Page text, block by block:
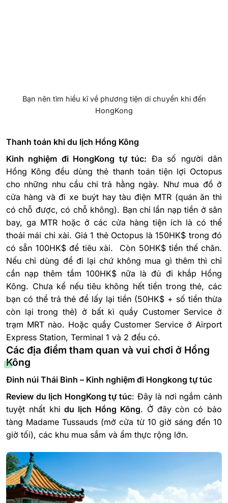
Bạn nên tìm hiểu kĩ về phương tiện di chuyển khi đến
HongKong
Thanh toán khi du lịch Hồng Kông
Kinh nghiệm đi HongKong tự túc: Đa số người dân
Hồng Kông đều dùng thẻ thanh toán tiện lợi Octopus
cho những nhu cầu chi trả hằng ngày. Như mua đồ ở
cửa hàng và đi xe buýt hay tàu điện MTR (quán ăn thì
có chỗ được, có chỗ không). Bạn chỉ lần nạp tiền ở sân
bay, ga MTR hoặc ở các cửa hàng tiện ích là có thể
thoải mái chi xài. Giá 1 thẻ Octopus là 150HK$ trong đó
có sẵn 100HK$ để tiêu xài. Còn 50HK$ tiền thế chân.
Nếu chỉ dùng để đi lại chứ không mua gì thêm thì chỉ
cần nạp thêm tầm 100HK$ nữa là đủ đi khắp Hồng
Kông. Chưa kể nếu tiêu không hết tiền trong thẻ, các
bạn có thể trả thẻ để lấy lại tiền (50HK$ + số tiền thừa
còn lại trong thẻ) ở bất kì quầy Customer Service ở
trạm MRT nào. Hoặc quầy Customer Service ở Airport
Express Station, Terminal 1 và 2 đều có.
Các địa điểm tham quan và vui chơi ở Hồng
Kông
Đỉnh núi Thái Bình – Kinh nghiệm đi Hongkong tự túc
Review du lịch HongKong tự túc: Đây là nơi ngắm cảnh
tuyệt nhất khidu lịch Hồng Kông. Ở đây còn có bảo
tàng Madame Tussauds (mở cửa từ 10 giờ sáng đến 10
giờ tối), các khu mua sắm và ẩm thực rộng lớn.